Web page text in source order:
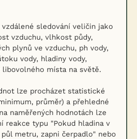
sledování veličin jako
vzduchu, vlhkost půdy,
plynů ve vzduchu, ph vody,
vody, hladiny vody,
místa na světě.
lze procházet statistické
průměr) a přehledné
naměřených hodnotách lze
reakce typu "Pokud hladina v
metru, zapni čerpadlo" nebo